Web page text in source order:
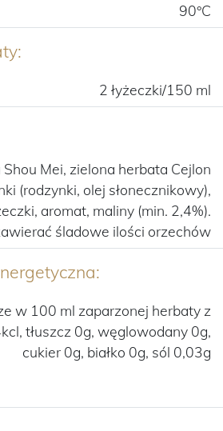
90°C
2 łyżeczki/150 ml
Shou Mei, zielona herbata Cejlon
(rodzynki, olej słonecznikowy),
aromat, maliny (min. 2,4%).
śladowe ilości orzechów
w 100 ml zaparzonej herbaty z
tłuszcz 0g, węglowodany 0g,
cukier 0g, białko 0g, sól 0,03g